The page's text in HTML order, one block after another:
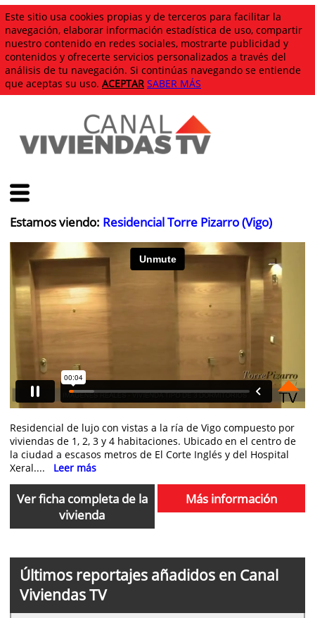
Este sitio usa cookies propias y de terceros para facilitar la
navegación, elaborar información estadística de uso, compartir
nuestro contenido en redes sociales, mostrarte publicidad y
contenidos y ofrecerte servicios personalizados a través del
análisis de tu navegación. Si continúas navegando se entiende
que aceptas su uso. ACEPTAR SABER MÁS
Estamos viendo: Residencial Torre Pizarro (Vigo)
Residencial de lujo con vistas a la ría de Vigo compuesto por
viviendas de 1, 2, 3 y 4 habitaciones. Ubicado en el centro de
la ciudad a escasos metros de El Corte Inglés y del Hospital
Xeral.... Leer más
Ver ficha completa de la
vivienda
Más información
Últimos reportajes añadidos en Canal
Viviendas TV